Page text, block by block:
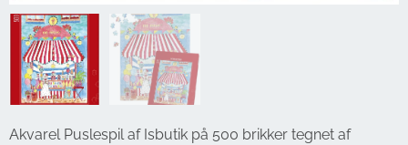
Akvarel Puslespil af Isbutik på 500 brikker tegnet af